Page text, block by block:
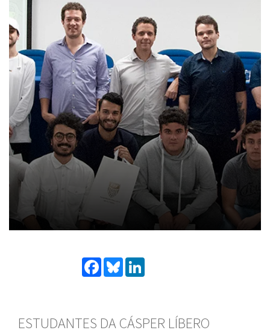
Facebook
Bluesky
ESTUDANTES DA CÁSPER LÍBERO